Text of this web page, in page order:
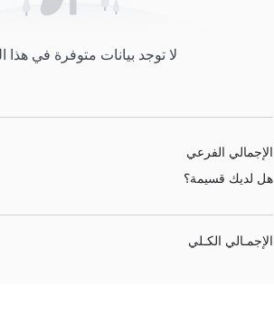
لا توجد بيانات متوفرة في هذا
الإجمالي الفرعي
هل لديك قسيمة؟
الإجمـالي الكـلي